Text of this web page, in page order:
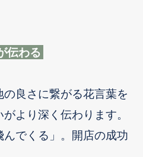
伝わる
良さに繋がる花言葉を
より深く伝わります。
んでくる」。開店の成功